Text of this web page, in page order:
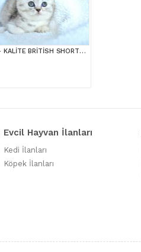
++ KALİTE BRİTİSH SHORTHAİR
Evcil Hayvan İlanları
Kedi İlanları
Köpek İlanları